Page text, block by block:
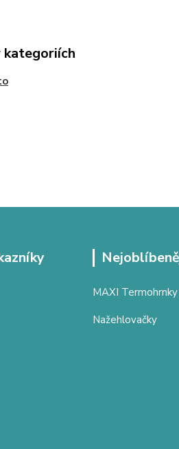
kategoriích
MAXI Termohrnky
Nažehlovačky